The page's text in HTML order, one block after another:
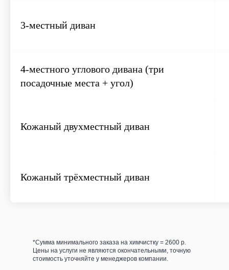
3-местный диван
4-местного углового дивана (три
посадочные места + угол)
Кожаный двухместный диван
Кожаный трёхместный диван
*Сумма минимального заказа на химчистку = 2600 р.
Цены на услуги не являются окончательными, точную
стоимость уточняйте у менеджеров компании.